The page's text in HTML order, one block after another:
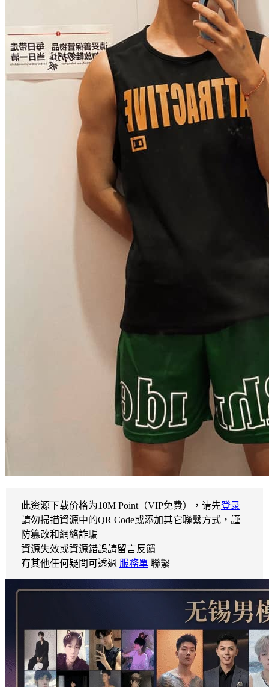
此资源下载价格为10M Point（VIP免費），请先登录
請勿掃描資源中的QR Code或添加其它聯繫方式，謹
防篡改和網絡詐騙
資源失效或資源錯誤請留言反饋
有其他任何疑問可透過 服務單 聯繫